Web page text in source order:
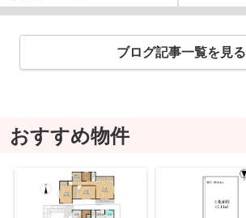
ブログ記事一覧を見る
おすすめ物件